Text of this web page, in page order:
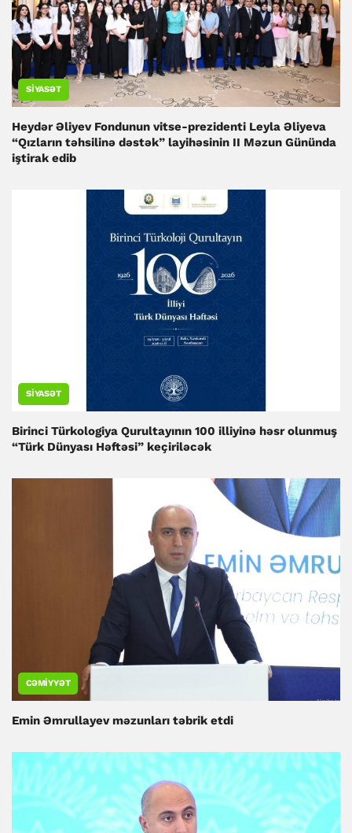
SIYASƏT
Heydər Əliyev Fondunun vitse-prezidenti Leyla Əliyeva
“Qızların təhsilinə dəstək” layihəsinin II Məzun Gününda
iştirak edib
SIYASƏT
Birinci Türkologiya Qurultayının 100 illiyinə həsr olunmuş
“Türk Dünyası Həftəsi” keçiriləcək
CƏMIYYƏT
Emin Əmrullayev məzunları təbrik etdi